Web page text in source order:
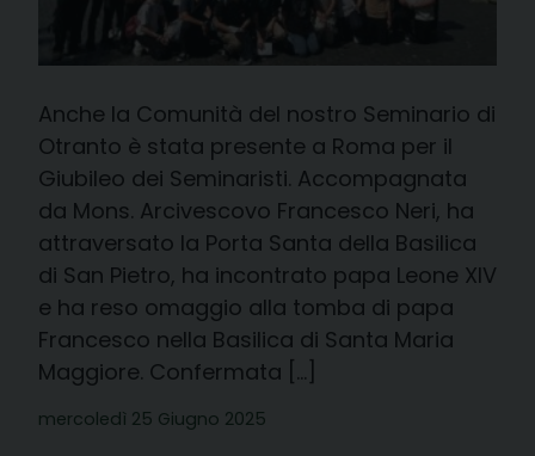
Anche la Comunità del nostro Seminario di
Otranto è stata presente a Roma per il
Giubileo dei Seminaristi. Accompagnata
da Mons. Arcivescovo Francesco Neri, ha
attraversato la Porta Santa della Basilica
di San Pietro, ha incontrato papa Leone XIV
e ha reso omaggio alla tomba di papa
Francesco nella Basilica di Santa Maria
Maggiore. Confermata […]
mercoledì 25 Giugno 2025